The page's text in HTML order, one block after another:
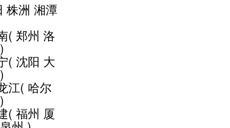
株洲 湘潭
( 郑州 洛
)
( 沈阳 大
)
江( 哈尔
)
( 福州 厦